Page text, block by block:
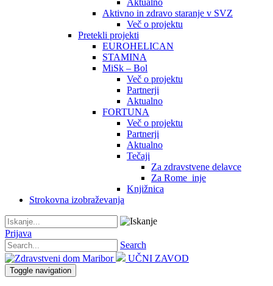
Aktualno
Aktivno in zdravo staranje v SVZ
Več o projektu
Pretekli projekti
EUROHELICAN
STAMINA
MiSk – Bol
Več o projektu
Partnerji
Aktualno
FORTUNA
Več o projektu
Partnerji
Aktualno
Tečaji
Za zdravstvene delavce
Za Rome_inje
Knjižnica
Strokovna izobraževanja
Prijava
Search
UČNI ZAVOD
Toggle navigation